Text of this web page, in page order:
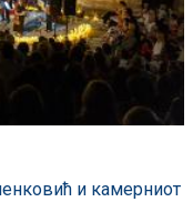
и камерниот